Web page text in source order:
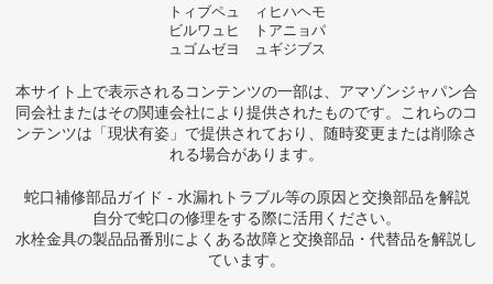
トィブペュ ィヒハヘモ
ビルワュヒ トアニョパ
ュゴムゼヨ ュギジブス
本サイト上で表示されるコンテンツの一部は、アマゾンジャパン合
同会社またはその関連会社により提供されたものです。これらのコ
ンテンツは「現状有姿」で提供されており、随時変更または削除さ
れる場合があります。
蛇口補修部品ガイド - 水漏れトラブル等の原因と交換部品を解説
自分で蛇口の修理をする際に活用ください。
水栓金具の製品品番別によくある故障と交換部品・代替品を解説し
ています。